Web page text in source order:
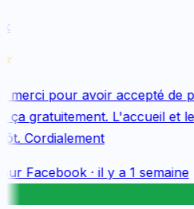
pour avoir accepté de
gratuitement. L'accueil et
Cordialement
Facebook· il y a 1 semaine